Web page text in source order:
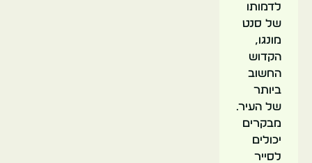
לדמותו
של סנט
מונגו,
הקדוש
החשוב
ביותר
של העיר.
מבקרים
יכולים
לסייר